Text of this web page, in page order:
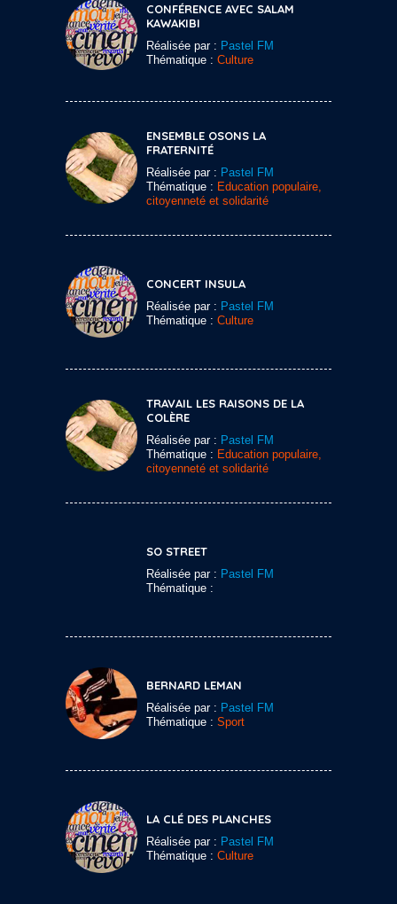
CONFÉRENCE AVEC SALAM
KAWAKIBI
Réalisée par : Pastel FM
Thématique : Culture
ENSEMBLE OSONS LA
FRATERNITÉ
Réalisée par : Pastel FM
Thématique : Education populaire,
citoyenneté et solidarité
CONCERT INSULA
Réalisée par : Pastel FM
Thématique : Culture
TRAVAIL LES RAISONS DE LA
COLÈRE
Réalisée par : Pastel FM
Thématique : Education populaire,
citoyenneté et solidarité
SO STREET
Réalisée par : Pastel FM
Thématique :
BERNARD LEMAN
Réalisée par : Pastel FM
Thématique : Sport
LA CLÉ DES PLANCHES
Réalisée par : Pastel FM
Thématique : Culture